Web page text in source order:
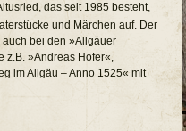
das seit 1985 besteht,
und Märchen auf. Der
bei den »Allgäuer
z.B. »Andreas Hofer«,
im Allgäu – Anno 1525« mit